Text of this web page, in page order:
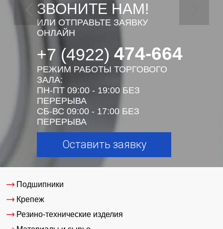
ЗВОНИТЕ НАМ!
ИЛИ ОТПРАВЬТЕ ЗАЯВКУ
ОНЛАЙН
+7 (4922) 474-664
РЕЖИМ РАБОТЫ ТОРГОВОГО
ЗАЛА:
ПН-ПТ 09:00 - 19:00 БЕЗ
ПЕРЕРЫВА
СБ-ВС 09:00 - 17:00 БЕЗ
ПЕРЕРЫВА
Оставить заявку
Подшипники
Крепеж
Резино-технические изделия